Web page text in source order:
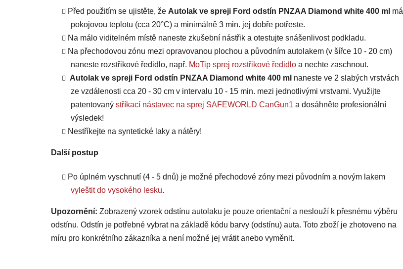
Před použitím se ujistěte, že Autolak ve spreji Ford odstín PNZAA Diamond white 400 ml má
pokojovou teplotu (cca 20°C) a minimálně 3 min. jej dobře potřeste.
Na málo viditelném místě naneste zkušební nástřik a otestujte snášenlivost podkladu.
Na přechodovou zónu mezi opravovanou plochou a původním autolakem (v šířce 10 - 20 cm)
naneste rozstřikové ředidlo, např. MoTip sprej rozstřikové ředidlo a nechte zaschnout.
Autolak ve spreji Ford odstín PNZAA Diamond white 400 ml naneste ve 2 slabých vrstvách
ze vzdálenosti cca 20 - 30 cm v intervalu 10 - 15 min. mezi jednotlivými vrstvami. Využijte
patentovaný stříkací nástavec na sprej SAFEWORLD CanGun1 a dosáhněte profesionální
výsledek!
Nestříkejte na syntetické laky a nátěry!
Další postup
Po úplném vyschnutí (4 - 5 dnů) je možné přechodové zóny mezi původním a novým lakem
vyleštit do vysokého lesku.
Upozornění: Zobrazený vzorek odstínu autolaku je pouze orientační a neslouží k přesnému výběru
odstínu. Odstín je potřebné vybrat na základě kódu barvy (odstínu) auta. Toto zboží je zhotoveno na
míru pro konkrétního zákazníka a není možné jej vrátit anebo vyměnit.